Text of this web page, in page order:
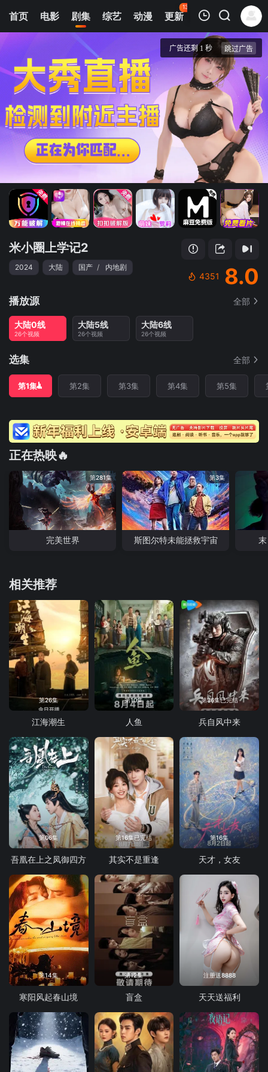
首页 电影 剧集 综艺 动漫 更新
133
热榜 APP
我的观影记录
第1集
米小圈上学记2
清空
米小圈上学记2
2024 大陆 国产 / 内地剧
4351 8.0
播放源 全部
大陆0线
26个视频
大陆5线
26个视频
大陆6线
26个视频
选集 全部
第1集 第2集 第3集 第4集 第5集
正在热映🔥
第281集
完美世界
第3集
斯图尔特未能拯救宇宙
相关推荐
第26集
江海潮生
第10集
人鱼
第36集已完结
兵自风中来
第06集
吾凰在上之凤御四方
第16集已完结
其实不是重逢
第16集
天才，女友
第14集
寒阳风起春山境
第12集
盲盒
注册送8888
天天送福利